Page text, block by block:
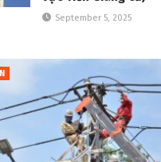
September 5, 2025